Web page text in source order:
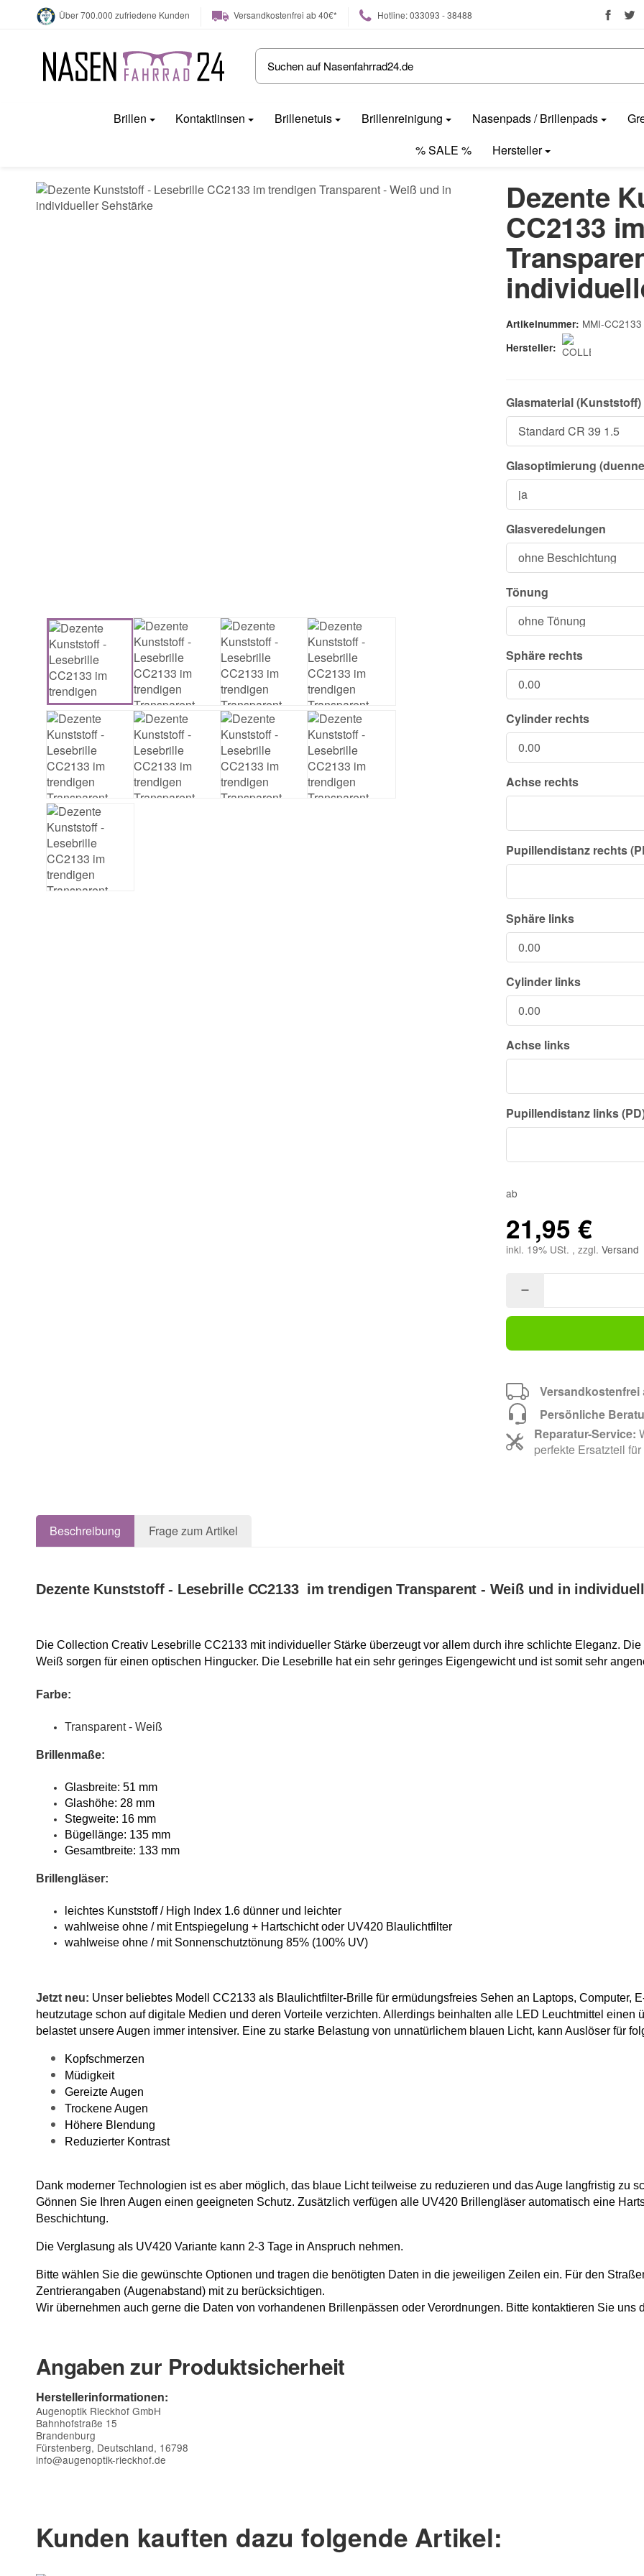
Über 700.000 zufriedene Kunden Versandkostenfrei ab 40€* Hotline: 033093 - 38488
Brillen Kontaktlinsen Brillenetuis Brillenreinigung Nasenpads / Brillenpads
% SALE %
Hersteller
Dezente
CC2133
Artikelnummer: MMI-
Hersteller:
Glasmaterial (Kunststoff)
Glasoptimierung
Glasveredelungen
Tönung
Sphäre rechts
Cylinder rechts
Achse rechts
Pupillendistanz rechts
Sphäre links
Cylinder links
Achse links
Pupillendistanz links
ab
21,95 €
inkl. 19% USt. , zzgl. Versand
Versandkostenfrei
Persönliche
Reparatur-Service:
perfekte Ersatzteil
Beschreibung Frage zum Artikel
Dezente Kunststoff - Lesebrille CC2133 im trendigen Transparent - Weiß und in
Die Collection Creativ Lesebrille CC2133 mit individueller Stärke überzeugt vor allem durch ihre schlichte Eleganz.
Weiß sorgen für einen optischen Hingucker. Die Lesebrille hat ein sehr geringes Eigengewicht und ist somit sehr
Farbe:
Transparent - Weiß
Brillenmaße:
Glasbreite: 51 mm
Glashöhe: 28 mm
Stegweite: 16 mm
Bügellänge: 135 mm
Gesamtbreite: 133 mm
Brillengläser:
leichtes Kunststoff / High Index 1.6 dünner und leichter
wahlweise ohne / mit Entspiegelung + Hartschicht oder UV420 Blaulichtfilter
wahlweise ohne / mit Sonnenschutztönung 85% (100% UV)
Jetzt neu: Unser beliebtes Modell CC2133 als Blaulichtfilter-Brille für ermüdungsfreies Sehen an Laptops, Computer,
heutzutage schon auf digitale Medien und deren Vorteile verzichten. Allerdings beinhalten alle LED Leuchtmittel
belastet unsere Augen immer intensiver. Eine zu starke Belastung von unnatürlichem blauen Licht, kann Auslöser für
Kopfschmerzen
Müdigkeit
Gereizte Augen
Trockene Augen
Höhere Blendung
Reduzierter Kontrast
Dank moderner Technologien ist es aber möglich, das blaue Licht teilweise zu reduzieren und das Auge langfristig zu
Gönnen Sie Ihren Augen einen geeigneten Schutz. Zusätzlich verfügen alle UV420 Brillengläser automatisch eine
Beschichtung.
Die Verglasung als UV420 Variante kann 2-3 Tage in Anspruch nehmen.
Bitte wählen Sie die gewünschte Optionen und tragen die benötigten Daten in die jeweiligen Zeilen ein. Für den
Zentrierangaben (Augenabstand) mit zu berücksichtigen.
Wir übernehmen auch gerne die Daten von vorhandenen Brillenpässen oder Verordnungen. Bitte kontaktieren Sie uns
Angaben zur Produktsicherheit
Herstellerinformationen:
Augenoptik Rieckhof GmbH
Bahnhofstraße 15
Brandenburg
Fürstenberg, Deutschland, 16798
info@augenoptik-rieckhof.de
Kunden kauften dazu folgende Artikel: